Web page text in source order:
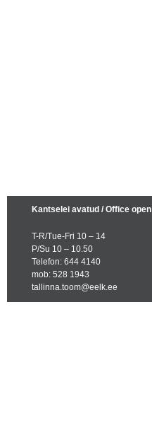
Kantselei avatud / Office open
T-R/Tue-Fri 10 – 14
P/Su 10 – 10.50
Telefon: 644 4140
mob: 528 1943
tallinna.toom@eelk.ee